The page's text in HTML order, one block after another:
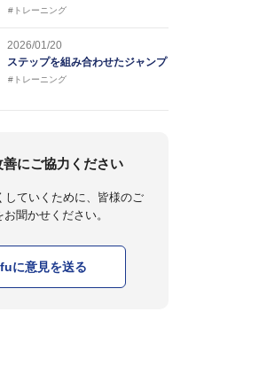
#トレーニング
2026/01/20
ステップを組み合わせたジャンプ
#トレーニング
にご協力ください
していくために、皆様のご
聞かせください。
に意見を送る